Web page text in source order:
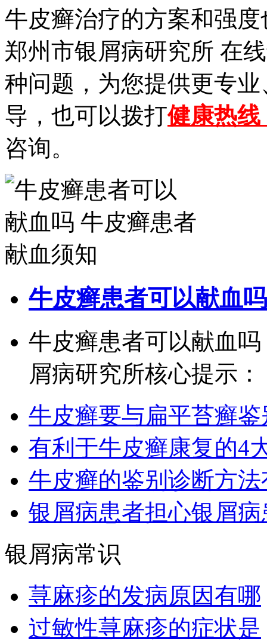
牛皮癣治疗的方案和强
郑州市银屑病研究所 在
种问题，为您提供更专
导，也可以拨打健康热线
咨询。
牛皮癣患者可以献血
牛皮癣患者可以献血
屑病研究所核心提示：
牛皮癣要与扁平苔癣鉴
有利于牛皮癣康复的4
牛皮癣的鉴别诊断方法
银屑病患者担心银屑病
银屑病常识
荨麻疹的发病原因有哪
过敏性荨麻疹的症状是